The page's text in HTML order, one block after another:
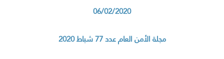
06/02/2020
مجلة الأمن العام عدد 77 شباط 2020